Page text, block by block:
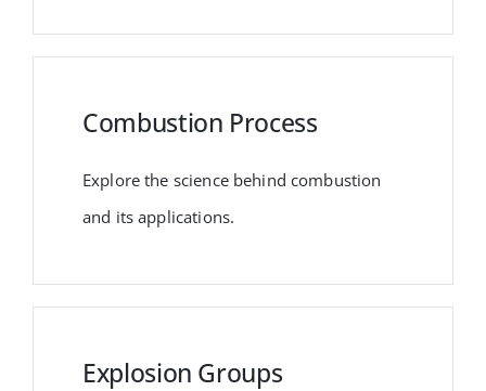
Combustion Process
Explore the science behind combustion
and its applications.
Explosion Groups